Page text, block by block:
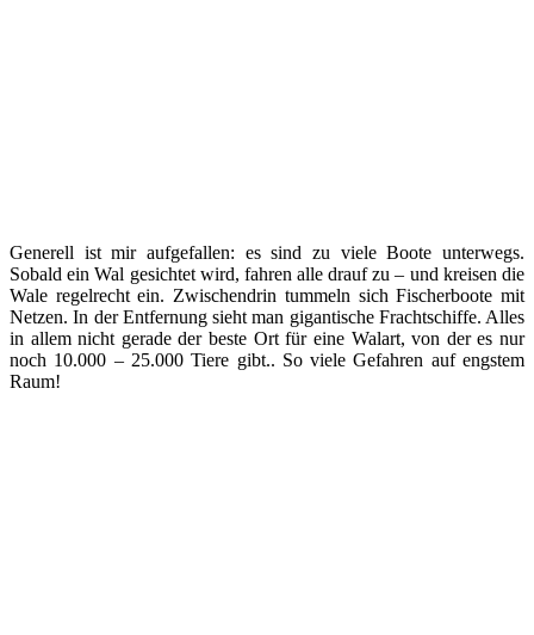
Generell ist mir aufgefallen: es sind zu viele Boote unterwegs.
Sobald ein Wal gesichtet wird, fahren alle drauf zu – und kreisen die
Wale regelrecht ein. Zwischendrin tummeln sich Fischerboote mit
Netzen. In der Entfernung sieht man gigantische Frachtschiffe. Alles
in allem nicht gerade der beste Ort für eine Walart, von der es nur
noch 10.000 – 25.000 Tiere gibt.. So viele Gefahren auf engstem
Raum!